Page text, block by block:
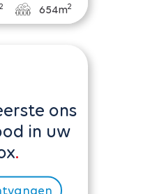
2 654m2
ons
in uw